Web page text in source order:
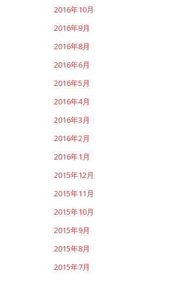
2016年10月
2016年9月
2016年8月
2016年6月
2016年5月
2016年4月
2016年3月
2016年2月
2016年1月
2015年12月
2015年11月
2015年10月
2015年9月
2015年8月
2015年7月